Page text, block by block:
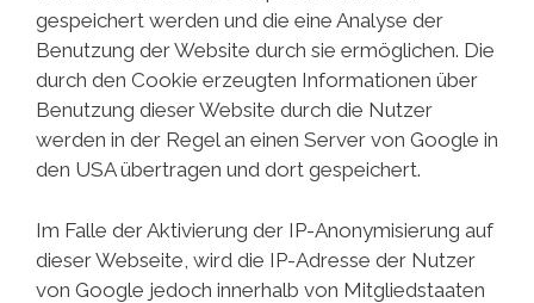
gespeichert werden und die eine Analyse der
Benutzung der Website durch sie ermöglichen. Die
durch den Cookie erzeugten Informationen über
Benutzung dieser Website durch die Nutzer
werden in der Regel an einen Server von Google in
den USA übertragen und dort gespeichert.
Im Falle der Aktivierung der IP-Anonymisierung auf
dieser Webseite, wird die IP-Adresse der Nutzer
von Google jedoch innerhalb von Mitgliedstaaten